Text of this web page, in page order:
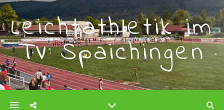
Leichtathletik im
TV Spaichingen